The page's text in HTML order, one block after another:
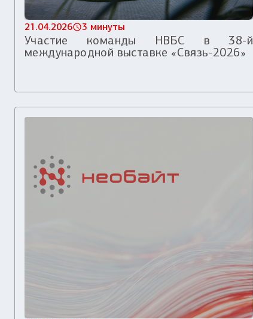
21.04.2026 3 минуты
Участие команды НВБС в 38-й
международной выставке «Связь-2026»